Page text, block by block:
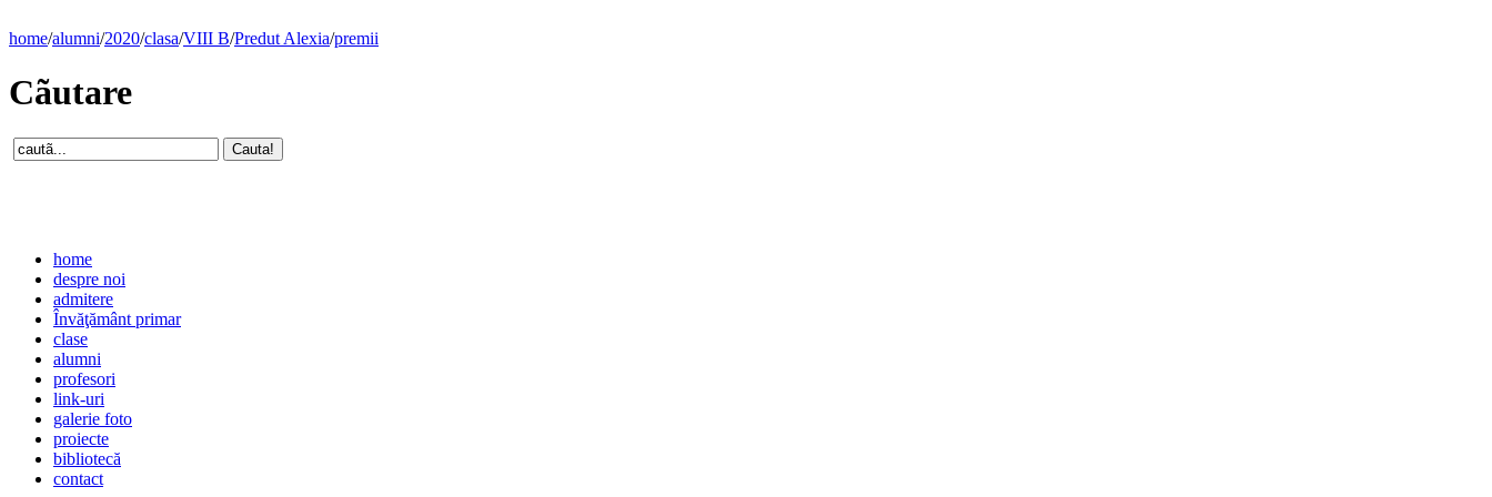
home/alumni/2020/clasa/VIII B/Predut Alexia/premii
Cãutare
home
despre noi
admitere
Învăţământ primar
clase
alumni
profesori
link-uri
galerie foto
proiecte
bibliotecă
contact